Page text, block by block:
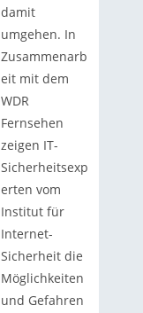
damit
umgehen. In
Zusammenarb
eit mit dem
WDR
Fernsehen
zeigen IT-
Sicherheitsexp
erten vom
Institut für
Internet-
Sicherheit die
Möglichkeiten
und Gefahren